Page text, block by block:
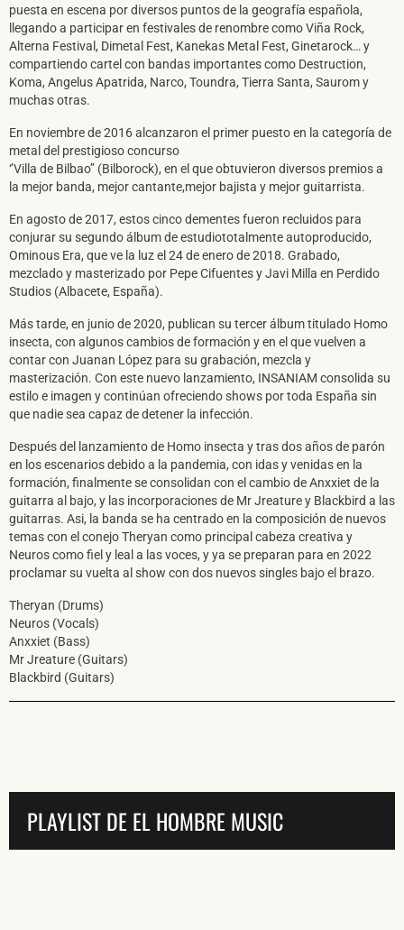
puesta en escena por diversos puntos de la geografía española,
llegando a participar en festivales de renombre como Viña Rock,
Alterna Festival, Dimetal Fest, Kanekas Metal Fest, Ginetarock… y
compartiendo cartel con bandas importantes como Destruction,
Koma, Angelus Apatrida, Narco, Toundra, Tierra Santa, Saurom y
muchas otras.
En noviembre de 2016 alcanzaron el primer puesto en la categoría de
metal del prestigioso concurso
‘’Villa de Bilbao’’ (Bilborock), en el que obtuvieron diversos premios a
la mejor banda, mejor cantante,mejor bajista y mejor guitarrista.
En agosto de 2017, estos cinco dementes fueron recluidos para
conjurar su segundo álbum de estudiototalmente autoproducido,
Ominous Era, que ve la luz el 24 de enero de 2018. Grabado,
mezclado y masterizado por Pepe Cifuentes y Javi Milla en Perdido
Studios (Albacete, España).
Más tarde, en junio de 2020, publican su tercer álbum titulado Homo
insecta, con algunos cambios de formación y en el que vuelven a
contar con Juanan López para su grabación, mezcla y
masterización. Con este nuevo lanzamiento, INSANIAM consolida su
estilo e imagen y continúan ofreciendo shows por toda España sin
que nadie sea capaz de detener la infección.
Después del lanzamiento de Homo insecta y tras dos años de parón
en los escenarios debido a la pandemia, con idas y venidas en la
formación, finalmente se consolidan con el cambio de Anxxiet de la
guitarra al bajo, y las incorporaciones de Mr Jreature y Blackbird a las
guitarras. Asi, la banda se ha centrado en la composición de nuevos
temas con el conejo Theryan como principal cabeza creativa y
Neuros como fiel y leal a las voces, y ya se preparan para en 2022
proclamar su vuelta al show con dos nuevos singles bajo el brazo.
Theryan (Drums)
Neuros (Vocals)
Anxxiet (Bass)
Mr Jreature (Guitars)
Blackbird (Guitars)
PLAYLIST DE EL HOMBRE MUSIC